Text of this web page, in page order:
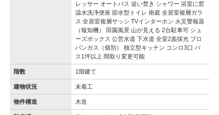
レッサー オートバス 追い焚き シャワー 浴室に窓
温水洗浄便座 節水型トイレ 南庭 全居室複層ガラ
ス 全居室複層サッシ TVインターホン 火災警報器
（報知機） 田園風景 山が見える 2台駐車可 シュ
ーズボックス 公営水道 下水道 全室2面採光 プロ
パンガス（個別） 独立型キッチン コンロ3口 バ
ス1坪以上 間取り変更可能
階数 1階建て
建物状況 未着工
物件構造 木造